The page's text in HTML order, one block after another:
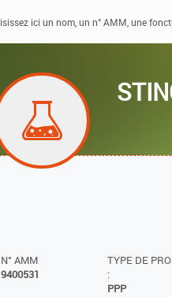
N° AMM
9400531
TYPE DE
:
PPP